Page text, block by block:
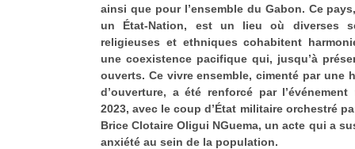
ainsi que pour l’ensemble du Gabon. Ce
un État-Nation, est un lieu où diverses
religieuses et ethniques cohabitent
une coexistence pacifique qui, jusqu’à
ouverts. Ce vivre ensemble, cimenté par une
d’ouverture, a été renforcé par
2023, avec le coup d’État militaire orchestré
Brice Clotaire Oligui NGuema, un acte qui a
anxiété au sein de la population.